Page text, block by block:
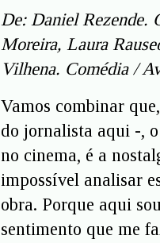
De: Daniel Rezende.
Moreira, Laura
Vilhena. Comédia /
Vamos combinar
do jornalista aqui -,
no cinema, é a
impossível analisar
obra. Porque aqui
sentimento que me